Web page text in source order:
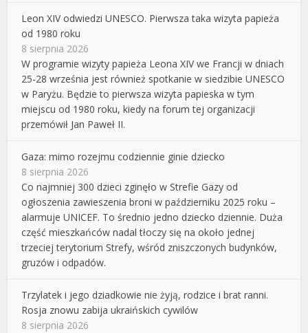
Leon XIV odwiedzi UNESCO. Pierwsza taka wizyta papieża
od 1980 roku
8 sierpnia 2026
W programie wizyty papieża Leona XIV we Francji w dniach
25-28 września jest również spotkanie w siedzibie UNESCO
w Paryżu. Będzie to pierwsza wizyta papieska w tym
miejscu od 1980 roku, kiedy na forum tej organizacji
przemówił Jan Paweł II.
Gaza: mimo rozejmu codziennie ginie dziecko
8 sierpnia 2026
Co najmniej 300 dzieci zginęło w Strefie Gazy od
ogłoszenia zawieszenia broni w październiku 2025 roku –
alarmuje UNICEF. To średnio jedno dziecko dziennie. Duża
część mieszkańców nadal tłoczy się na około jednej
trzeciej terytorium Strefy, wśród zniszczonych budynków,
gruzów i odpadów.
Trzylatek i jego dziadkowie nie żyją, rodzice i brat ranni.
Rosja znowu zabija ukraińskich cywilów
8 sierpnia 2026